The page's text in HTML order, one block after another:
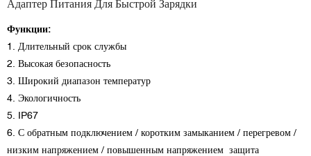
Адаптер Питания Для Быстрой Зарядки
Функции:
1. Длительный срок службы
2. Высокая безопасность
3. Широкий диапазон температур
4. Экологичность
5. IP67
6. С обратным подключением / коротким замыканием / перегревом /
низким напряжением / повышенным напряжением защита